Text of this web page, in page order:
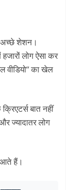
अच्छे शेशन।
लोग ऐसा कर
वीडियो” का खेल
बात नहीं
ज्यादातर लोग
आते हैं।